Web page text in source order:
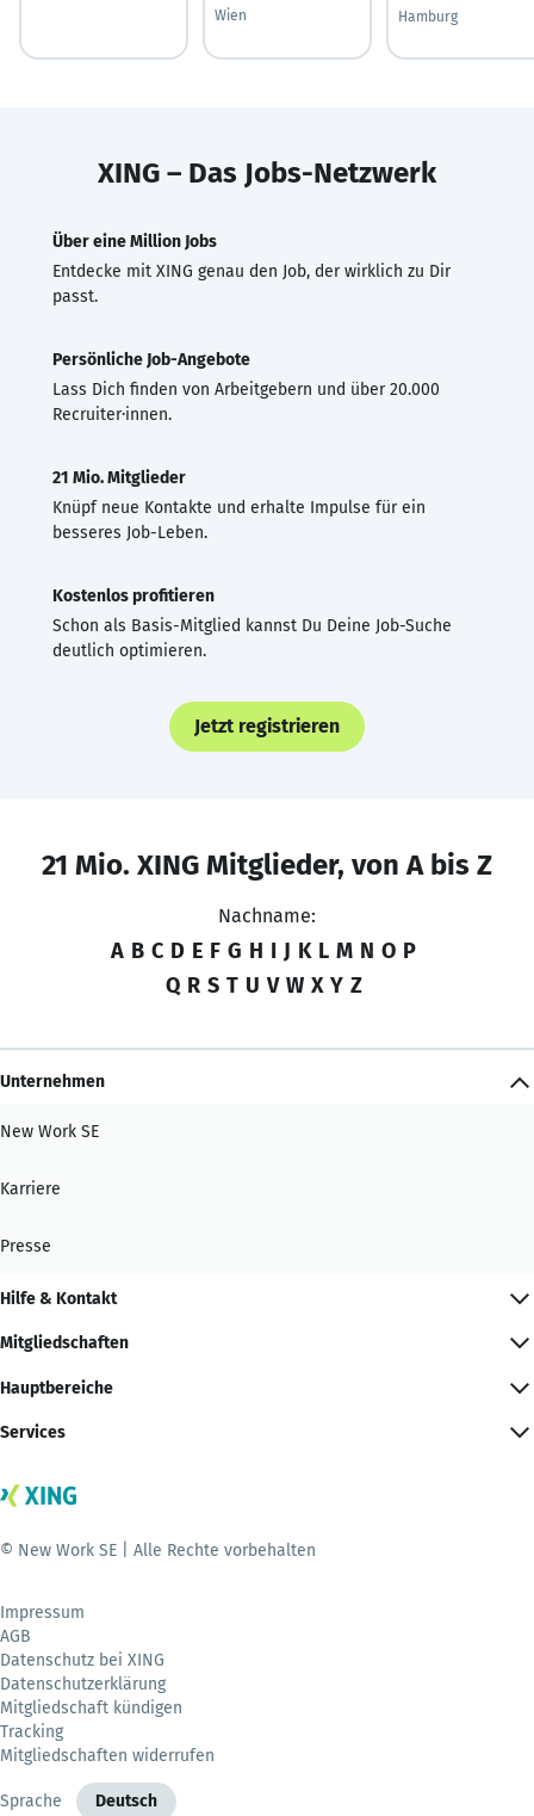
Wien
Hamburg
XING – Das Jobs-Netzwerk
Über eine Million Jobs
Entdecke mit XING genau den Job, der wirklich zu Dir
passt.
Persönliche Job-Angebote
Lass Dich finden von Arbeitgebern und über 20.000
Recruiter·innen.
21 Mio. Mitglieder
Knüpf neue Kontakte und erhalte Impulse für ein
besseres Job-Leben.
Kostenlos profitieren
Schon als Basis-Mitglied kannst Du Deine Job-Suche
deutlich optimieren.
Jetzt registrieren
21 Mio. XING Mitglieder, von A bis Z
Nachname:
A B C D E F G H I J K L M N O P
Q R S T U V W X Y Z
Unternehmen
New Work SE
Karriere
Presse
Hilfe & Kontakt
Mitgliedschaften
Hauptbereiche
Services
© New Work SE | Alle Rechte vorbehalten
Impressum
AGB
Datenschutz bei XING
Datenschutzerklärung
Mitgliedschaft kündigen
Tracking
Mitgliedschaften widerrufen
Sprache Deutsch